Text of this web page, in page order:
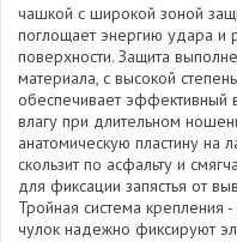
чашкой с широкой зоной
поглощает энергию удара и
поверхности. Защита
материала, с высокой
обеспечивает
влагу при длительном
анатомическую пластину на
скользит по асфальту и
для фиксации запястья от
Тройная система крепления
чулок надежно фиксируют